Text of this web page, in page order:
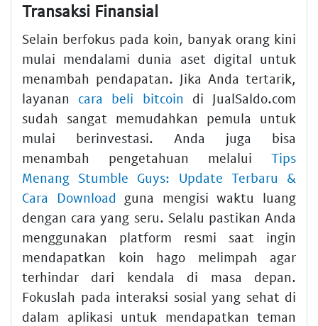
Transaksi Finansial
Selain berfokus pada koin, banyak orang kini
mulai mendalami dunia aset digital untuk
menambah pendapatan. Jika Anda tertarik,
layanan cara beli bitcoin di JualSaldo.com
sudah sangat memudahkan pemula untuk
mulai berinvestasi. Anda juga bisa
menambah pengetahuan melalui Tips
Menang Stumble Guys: Update Terbaru &
Cara Download guna mengisi waktu luang
dengan cara yang seru. Selalu pastikan Anda
menggunakan platform resmi saat ingin
mendapatkan koin hago melimpah agar
terhindar dari kendala di masa depan.
Fokuslah pada interaksi sosial yang sehat di
dalam aplikasi untuk mendapatkan teman